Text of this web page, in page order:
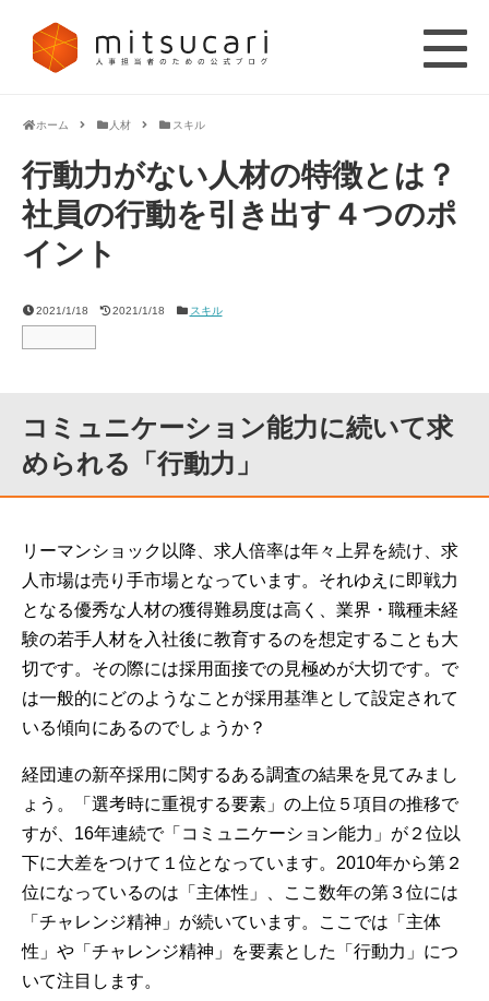
ホーム 人材 スキル
行動力がない人材の特徴とは？
社員の行動を引き出す４つのポ
イント
2021/1/18 2021/1/18 スキル
コミュニケーション能力に続いて求
められる「行動力」
リーマンショック以降、求人倍率は年々上昇を続け、求
人市場は売り手市場となっています。それゆえに即戦力
となる優秀な人材の獲得難易度は高く、業界・職種未経
験の若手人材を入社後に教育するのを想定することも大
切です。その際には採用面接での見極めが大切です。で
は一般的にどのようなことが採用基準として設定されて
いる傾向にあるのでしょうか？
経団連の新卒採用に関するある調査の結果を見てみまし
ょう。「選考時に重視する要素」の上位５項目の推移で
すが、16年連続で「コミュニケーション能力」が２位以
下に大差をつけて１位となっています。2010年から第２
位になっているのは「主体性」、ここ数年の第３位には
「チャレンジ精神」が続いています。ここでは「主体
性」や「チャレンジ精神」を要素とした「行動力」につ
いて注目します。